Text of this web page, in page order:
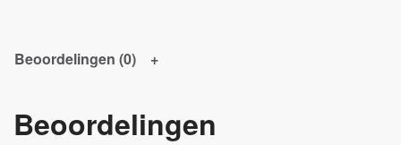
Beoordelingen (0)
Beoordelingen